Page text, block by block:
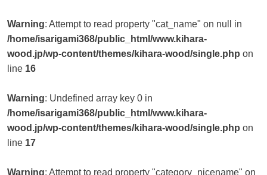
Warning: Attempt to read property "cat_name" on null in
/home/isarigami368/public_html/www.kihara-
wood.jp/wp-content/themes/kihara-wood/single.php on
line 16
Warning: Undefined array key 0 in
/home/isarigami368/public_html/www.kihara-
wood.jp/wp-content/themes/kihara-wood/single.php on
line 17
Warning: Attempt to read property "category_nicename" on